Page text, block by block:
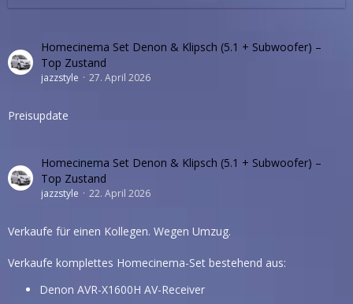
Homecinema Set Denon & Klipsch (5.1 + Subwoofer) –
Top Zustand
jazzstyle 27. April 2026
Preisupdate
Homecinema Set Denon & Klipsch (5.1 + Subwoofer) –
Top Zustand
jazzstyle 22. April 2026
Verkaufe für einen Kollegen. Wegen Umzug.
Verkaufe komplettes Homecinema-Set bestehend aus:
Denon AVR-X1600H AV-Receiver